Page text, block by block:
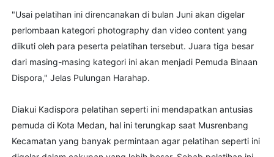
"Usai pelatihan ini direncanakan di bulan Juni akan digelar
perlombaan kategori photography dan video content yang
diikuti oleh para peserta pelatihan tersebut. Juara tiga besar
dari masing-masing kategori ini akan menjadi Pemuda Binaan
Dispora," Jelas Pulungan Harahap.
Diakui Kadispora pelatihan seperti ini mendapatkan antusias
pemuda di Kota Medan, hal ini terungkap saat Musrenbang
Kecamatan yang banyak permintaan agar pelatihan seperti ini